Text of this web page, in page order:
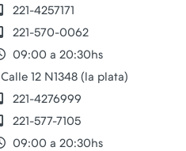
221-4257171
221-570-0062
09:00 a 20:30hs
Calle 12 N1348 (la plata)
221-4276999
221-577-7105
09:00 a 20:30hs